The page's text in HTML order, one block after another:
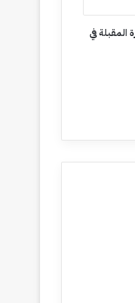
المقبلة في